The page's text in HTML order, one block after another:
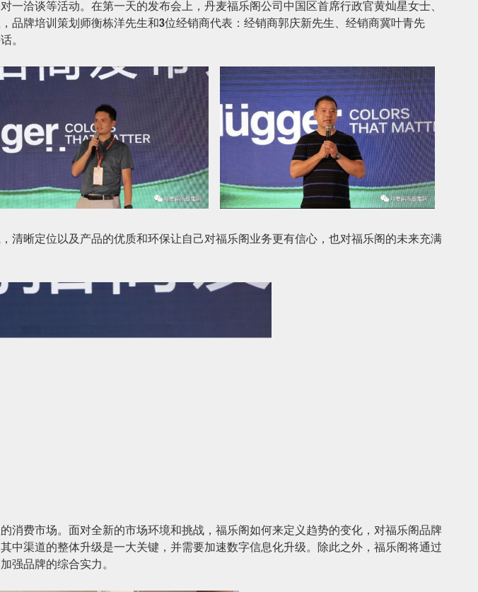
一洽谈等活动。在第一天的发布会上，丹麦福乐阁公司中国区首席行政官黄灿星女士、
品牌培训策划师衡栋洋先生和3位经销商代表：经销商郭庆新先生、经销商冀叶青先
。
清晰定位以及产品的优质和环保让自己对福乐阁业务更有信心，也对福乐阁的未来充满
消费市场。面对全新的市场环境和挑战，福乐阁如何来定义趋势的变化，对福乐阁品牌
中渠道的整体升级是一大关键，并需要加速数字信息化升级。除此之外，福乐阁将通过
强品牌的综合实力。